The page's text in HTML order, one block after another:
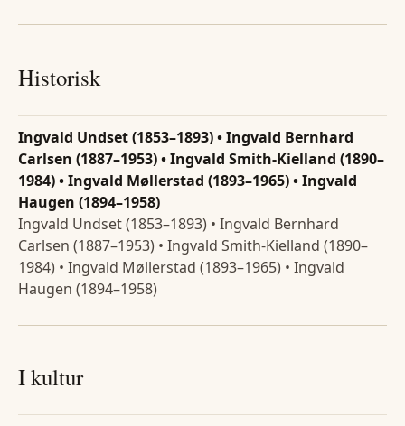
Historisk
Ingvald Undset (1853–1893) • Ingvald Bernhard
Carlsen (1887–1953) • Ingvald Smith-Kielland (1890–
1984) • Ingvald Møllerstad (1893–1965) • Ingvald
Haugen (1894–1958)
Ingvald Undset (1853–1893) • Ingvald Bernhard
Carlsen (1887–1953) • Ingvald Smith-Kielland (1890–
1984) • Ingvald Møllerstad (1893–1965) • Ingvald
Haugen (1894–1958)
I kultur